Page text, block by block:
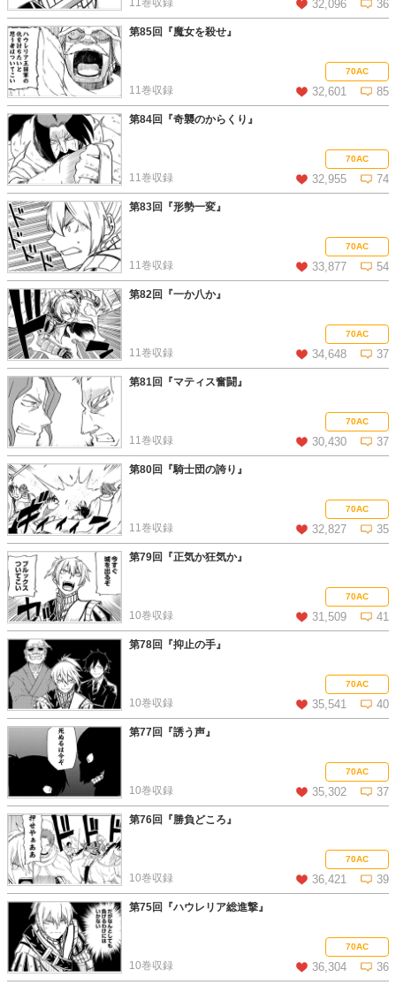
32,096 36
この話を読む コメントを見る
第85回『魔女を殺せ』
70AC
32,601 85
11巻収録
この話を読む コメントを見る
第84回『奇襲のからくり』
70AC
32,955 74
11巻収録
この話を読む コメントを見る
第83回『形勢一変』
70AC
33,877 54
11巻収録
この話を読む コメントを見る
第82回『一か八か』
70AC
34,648 37
11巻収録
この話を読む コメントを見る
第81回『マティス奮闘』
70AC
30,430 37
11巻収録
この話を読む コメントを見る
第80回『騎士団の誇り』
70AC
32,827 35
11巻収録
この話を読む コメントを見る
第79回『正気か狂気か』
70AC
31,509 41
10巻収録
この話を読む コメントを見る
第78回『抑止の手』
70AC
35,541 40
10巻収録
この話を読む コメントを見る
第77回『誘う声』
70AC
35,302 37
10巻収録
この話を読む コメントを見る
第76回『勝負どころ』
70AC
36,421 39
10巻収録
この話を読む コメントを見る
第75回『ハウレリア総進撃』
70AC
36,304 36
10巻収録